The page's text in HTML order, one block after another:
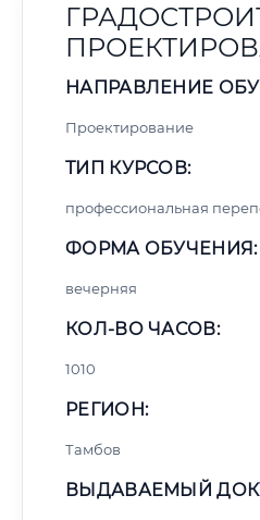
НАПРАВЛЕНИЕ
Проектирование
ТИП КУРСОВ:
профессиональная
ФОРМА ОБУЧЕНИЯ:
вечерняя
КОЛ-ВО ЧАСОВ:
1010
РЕГИОН:
Тамбов
ВЫДАВАЕМЫЙ